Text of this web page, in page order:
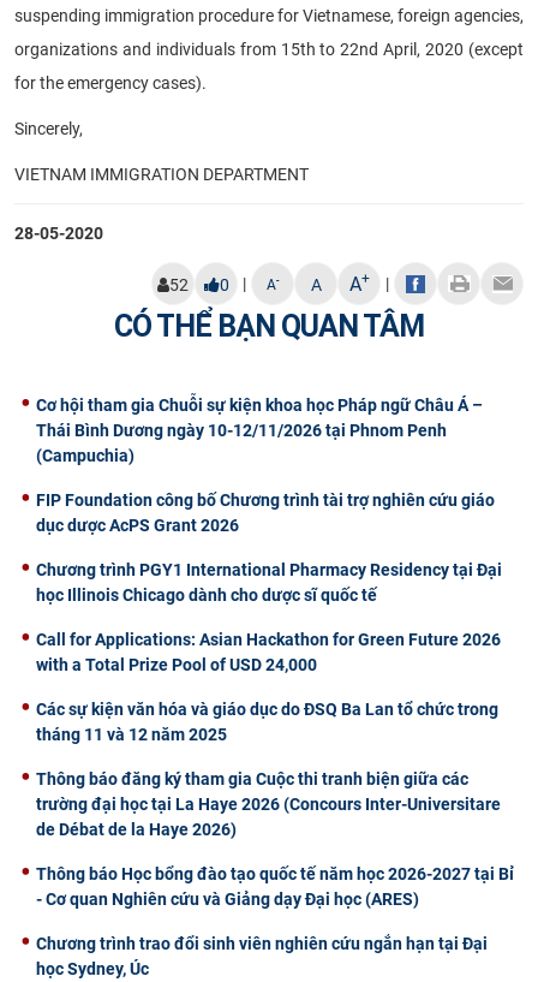
suspending immigration procedure for Vietnamese, foreign agencies,
organizations and individuals from 15th to 22nd April, 2020 (except
for the emergency cases).
Sincerely,
VIETNAM IMMIGRATION DEPARTMENT
28-05-2020
52 0 | A- A A+ |
CÓ THỂ BẠN QUAN TÂM
Cơ hội tham gia Chuỗi sự kiện khoa học Pháp ngữ Châu Á –
Thái Bình Dương ngày 10-12/11/2026 tại Phnom Penh
(Campuchia)
FIP Foundation công bố Chương trình tài trợ nghiên cứu giáo
dục dược AcPS Grant 2026
Chương trình PGY1 International Pharmacy Residency tại Đại
học Illinois Chicago dành cho dược sĩ quốc tế
Call for Applications: Asian Hackathon for Green Future 2026
with a Total Prize Pool of USD 24,000
Các sự kiện văn hóa và giáo dục do ĐSQ Ba Lan tổ chức trong
tháng 11 và 12 năm 2025
Thông báo đăng ký tham gia Cuộc thi tranh biện giữa các
trường đại học tại La Haye 2026 (Concours Inter-Universitare
de Débat de la Haye 2026)
Thông báo Học bổng đào tạo quốc tế năm học 2026-2027 tại Bỉ
- Cơ quan Nghiên cứu và Giảng dạy Đại học (ARES)
Chương trình trao đổi sinh viên nghiên cứu ngắn hạn tại Đại
học Sydney, Úc